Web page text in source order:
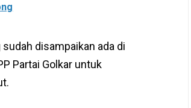
disampaikan ada di
Partai Golkar untuk